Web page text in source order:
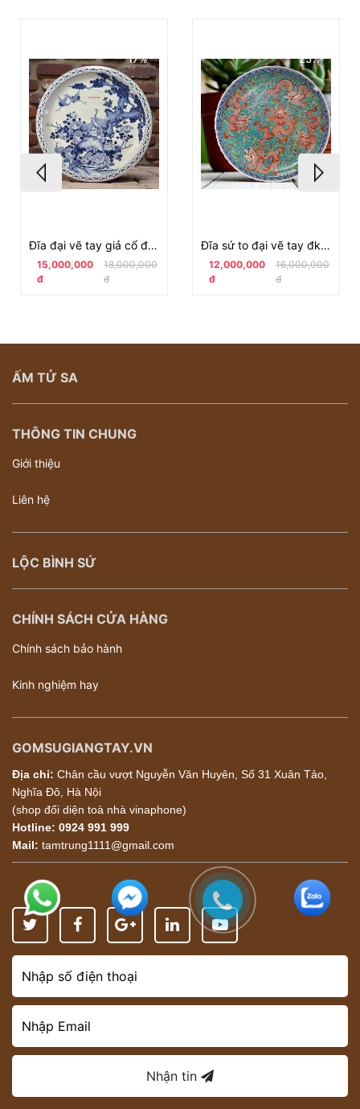
17%
Đĩa đại vẽ tay giả cổ đk 90
15,000,000
đ
18,000,000
đ
25%
Đĩa sứ to đại vẽ tay đk 96
12,000,000
đ
16,000,000
đ
ẤM TỬ SA
THÔNG TIN CHUNG
Giới thiệu
Liên hệ
LỘC BÌNH SỨ
CHÍNH SÁCH CỬA HÀNG
Chính sách bảo hành
Kinh nghiệm hay
GOMSUGIANGTAY.VN
Địa chỉ: Chân cầu vượt Nguyễn Văn Huyên, Số 31 Xuân Tảo,
Nghĩa Đô, Hà Nội
(shop đối diện toà nhà vinaphone)
Hotline: 0924 991 999
Mail: tamtrung1111@gmail.com
Nhận tin